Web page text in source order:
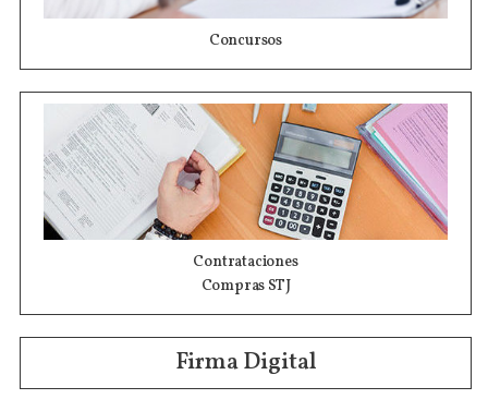
Concursos
Contrataciones
Compras STJ
Firma Digital